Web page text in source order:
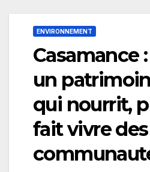
ENVIRONNEMENT
Casamance
un
qui nourrit,
fait vivre des